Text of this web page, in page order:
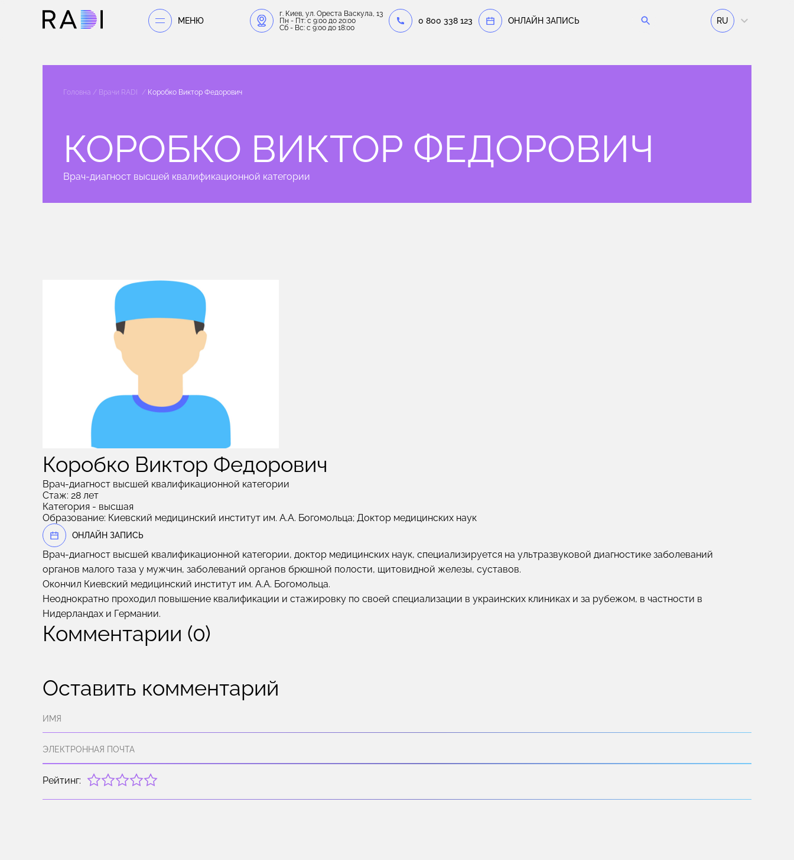
МЕНЮ
г. Киев, ул. Ореста Васкула, 13
Пн - Пт: c 9:00 до 20:00
Сб - Вс: c 9:00 до 18:00
0 800 338 123 OНЛАЙН ЗАПИСЬ RU
Головна Врачи RADI Коробко Виктор Федорович
КОРОБКО ВИКТОР ФЕДОРОВИЧ
Врач-диагност высшей квалификационной категории
Коробко Виктор Федорович
Врач-диагност высшей квалификационной категории
Стаж: 28 лет
Категория - высшая
Образование: Киевский медицинский институт им. А.А. Богомольца; Доктор медицинских наук
OНЛАЙН ЗАПИСЬ
Врач-диагност высшей квалификационной категории, доктор медицинских наук, специализируется на ультразвуковой диагностике заболеваний
органов малого таза у мужчин, заболеваний органов брюшной полости, щитовидной железы, суставов.
Окончил Киевский медицинский институт им. А.А. Богомольца.
Неоднократно проходил повышение квалификации и стажировку по своей специализации в украинских клиниках и за рубежом, в частности в
Нидерландах и Германии.
Комментарии (0)
Оставить комментарий
Рейтинг: